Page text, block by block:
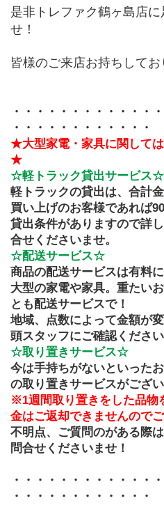
是非トレファク鶴ヶ島店
せ！
皆様のご来店お持ちしてお
・・・・・・・・・・・・
・・・・・・・・・・・・
★大型家電・家具に関して
★
☆軽トラック貸出サービス☆
軽トラックの貸出は、合計
買い上げのお客様であれば
貸出条件がありますので詳
合せくださいませ。
☆配送サービス☆
商品の配送サービスは有料に
大型の家電や家具。重たい
とも配送サービスで！
地域、点数によって金額が
頭スタッフにご確認くださ
☆取り置きサービス☆
今は手持ちがないといった
の取り置きサービスがござい
※1週間取り置きをした品物
金はご返却できませんのでご
不明点、ご質問のがある際
問合せくださいませ！
・・・・・・・・・・・・
・・・・・・・・・・・・